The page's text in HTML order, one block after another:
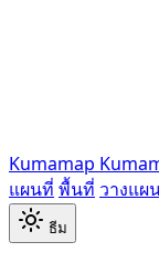
Kumamap
แผนที่ พื้นที่ วางแผ
ธีม